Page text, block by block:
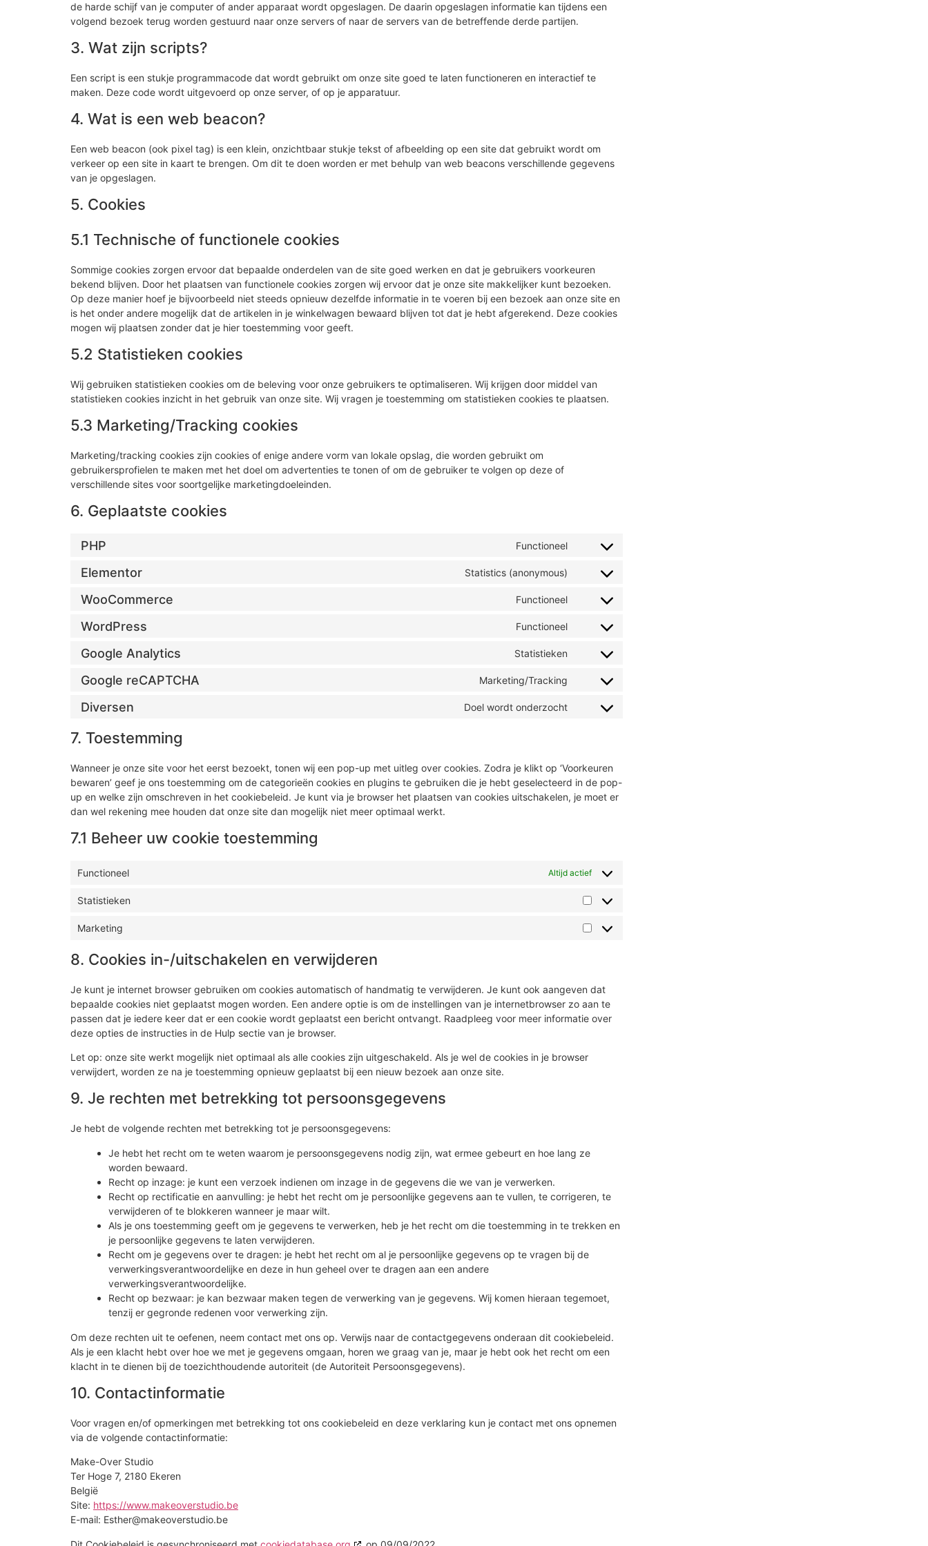
de harde schijf van je computer of ander apparaat wordt opgeslagen. De daarin opgeslagen informatie kan tijdens een
volgend bezoek terug worden gestuurd naar onze servers of naar de servers van de betreffende derde partijen.
3. Wat zijn scripts?
Een script is een stukje programmacode dat wordt gebruikt om onze site goed te laten functioneren en interactief te
maken. Deze code wordt uitgevoerd op onze server, of op je apparatuur.
4. Wat is een web beacon?
Een web beacon (ook pixel tag) is een klein, onzichtbaar stukje tekst of afbeelding op een site dat gebruikt wordt om
verkeer op een site in kaart te brengen. Om dit te doen worden er met behulp van web beacons verschillende gegevens
van je opgeslagen.
5. Cookies
5.1 Technische of functionele cookies
Sommige cookies zorgen ervoor dat bepaalde onderdelen van de site goed werken en dat je gebruikers voorkeuren
bekend blijven. Door het plaatsen van functionele cookies zorgen wij ervoor dat je onze site makkelijker kunt bezoeken.
Op deze manier hoef je bijvoorbeeld niet steeds opnieuw dezelfde informatie in te voeren bij een bezoek aan onze site en
is het onder andere mogelijk dat de artikelen in je winkelwagen bewaard blijven tot dat je hebt afgerekend. Deze cookies
mogen wij plaatsen zonder dat je hier toestemming voor geeft.
5.2 Statistieken cookies
Wij gebruiken statistieken cookies om de beleving voor onze gebruikers te optimaliseren. Wij krijgen door middel van
statistieken cookies inzicht in het gebruik van onze site. Wij vragen je toestemming om statistieken cookies te plaatsen.
5.3 Marketing/Tracking cookies
Marketing/tracking cookies zijn cookies of enige andere vorm van lokale opslag, die worden gebruikt om
gebruikersprofielen te maken met het doel om advertenties te tonen of om de gebruiker te volgen op deze of
verschillende sites voor soortgelijke marketingdoeleinden.
6. Geplaatste cookies
PHP Functioneel
Elementor Statistics (anonymous)
WooCommerce Functioneel
WordPress Functioneel
Google Analytics Statistieken
Google reCAPTCHA Marketing/Tracking
Diversen Doel wordt onderzocht
7. Toestemming
Wanneer je onze site voor het eerst bezoekt, tonen wij een pop-up met uitleg over cookies. Zodra je klikt op ‘Voorkeuren
bewaren’ geef je ons toestemming om de categorieën cookies en plugins te gebruiken die je hebt geselecteerd in de pop-
up en welke zijn omschreven in het cookiebeleid. Je kunt via je browser het plaatsen van cookies uitschakelen, je moet er
dan wel rekening mee houden dat onze site dan mogelijk niet meer optimaal werkt.
7.1 Beheer uw cookie toestemming
Functioneel Altijd actief
Statistieken
Marketing
8. Cookies in-/uitschakelen en verwijderen
Je kunt je internet browser gebruiken om cookies automatisch of handmatig te verwijderen. Je kunt ook aangeven dat
bepaalde cookies niet geplaatst mogen worden. Een andere optie is om de instellingen van je internetbrowser zo aan te
passen dat je iedere keer dat er een cookie wordt geplaatst een bericht ontvangt. Raadpleeg voor meer informatie over
deze opties de instructies in de Hulp sectie van je browser.
Let op: onze site werkt mogelijk niet optimaal als alle cookies zijn uitgeschakeld. Als je wel de cookies in je browser
verwijdert, worden ze na je toestemming opnieuw geplaatst bij een nieuw bezoek aan onze site.
9. Je rechten met betrekking tot persoonsgegevens
Je hebt de volgende rechten met betrekking tot je persoonsgegevens:
Je hebt het recht om te weten waarom je persoonsgegevens nodig zijn, wat ermee gebeurt en hoe lang ze
worden bewaard.
Recht op inzage: je kunt een verzoek indienen om inzage in de gegevens die we van je verwerken.
Recht op rectificatie en aanvulling: je hebt het recht om je persoonlijke gegevens aan te vullen, te corrigeren, te
verwijderen of te blokkeren wanneer je maar wilt.
Als je ons toestemming geeft om je gegevens te verwerken, heb je het recht om die toestemming in te trekken en
je persoonlijke gegevens te laten verwijderen.
Recht om je gegevens over te dragen: je hebt het recht om al je persoonlijke gegevens op te vragen bij de
verwerkingsverantwoordelijke en deze in hun geheel over te dragen aan een andere
verwerkingsverantwoordelijke.
Recht op bezwaar: je kan bezwaar maken tegen de verwerking van je gegevens. Wij komen hieraan tegemoet,
tenzij er gegronde redenen voor verwerking zijn.
Om deze rechten uit te oefenen, neem contact met ons op. Verwijs naar de contactgegevens onderaan dit cookiebeleid.
Als je een klacht hebt over hoe we met je gegevens omgaan, horen we graag van je, maar je hebt ook het recht om een
klacht in te dienen bij de toezichthoudende autoriteit (de Autoriteit Persoonsgegevens).
10. Contactinformatie
Voor vragen en/of opmerkingen met betrekking tot ons cookiebeleid en deze verklaring kun je contact met ons opnemen
via de volgende contactinformatie:
Make-Over Studio
Ter Hoge 7, 2180 Ekeren
België
Site: https://www.makeoverstudio.be
E-mail: Esther@makeoverstudio.be